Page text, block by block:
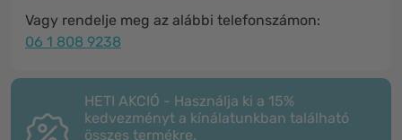
Vagy rendelje meg az alábbi telefonszámon:
06 1 808 9238
HETI AKCIÓ - Használja ki a 15%
kedvezményt a kínálatunkban található
összes termékre.